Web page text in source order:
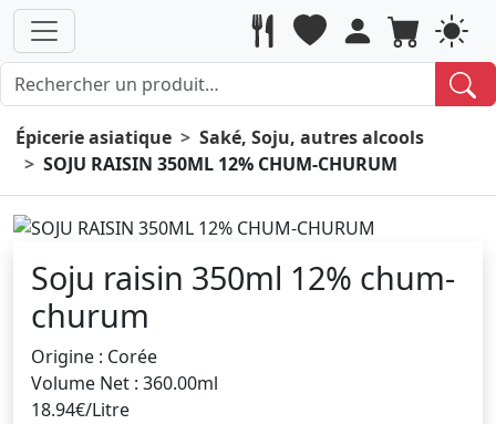
Épicerie asiatique
Saké, Soju, autres alcools
SOJU RAISIN 350ML 12% CHUM-CHURUM
Soju raisin 350ml 12% chum-
churum
Origine : Corée
Volume Net : 360.00ml
18.94€/Litre